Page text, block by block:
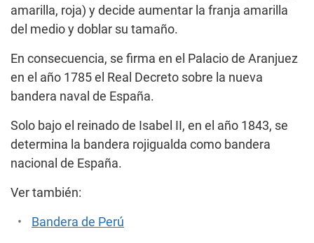
amarilla, roja) y decide aumentar la franja amarilla
del medio y doblar su tamaño.
En consecuencia, se firma en el Palacio de Aranjuez
en el año 1785 el Real Decreto sobre la nueva
bandera naval de España.
Solo bajo el reinado de Isabel II, en el año 1843, se
determina la bandera rojigualda como bandera
nacional de España.
Ver también:
Bandera de Perú